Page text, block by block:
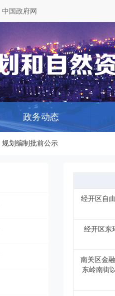
中国政府网
政务动态
规划编制批前公示
经开区自
经开区东
南关区金
东岭南街